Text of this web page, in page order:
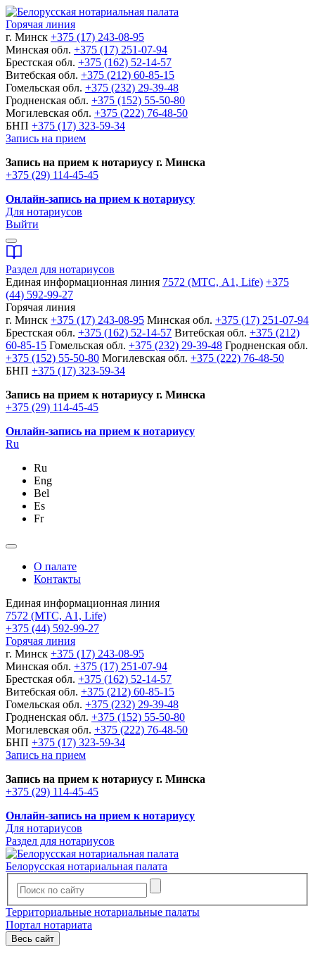
Горячая линия
г. Минск +375 (17) 243-08-95
Минская обл. +375 (17) 251-07-94
Брестская обл. +375 (162) 52-14-57
Витебская обл. +375 (212) 60-85-15
Гомельская обл. +375 (232) 29-39-48
Гродненская обл. +375 (152) 55-50-80
Могилевская обл. +375 (222) 76-48-50
БНП +375 (17) 323-59-34
Запись на прием
Запись на прием к нотариусу г. Минска
+375 (29) 114-45-45
Онлайн-запись на прием к нотариусу
Для нотариусов
Выйти
Раздел для нотариусов
Единая информационная линия 7572 (МТС, A1, Life) +375
(44) 592-99-27
Горячая линия
г. Минск +375 (17) 243-08-95 Минская обл. +375 (17) 251-07-94
Брестская обл. +375 (162) 52-14-57 Витебская обл. +375 (212)
60-85-15 Гомельская обл. +375 (232) 29-39-48 Гродненская обл.
+375 (152) 55-50-80 Могилевская обл. +375 (222) 76-48-50
БНП +375 (17) 323-59-34
Запись на прием к нотариусу г. Минска
+375 (29) 114-45-45
Онлайн-запись на прием к нотариусу
Ru
Ru
Eng
Bel
Es
Fr
О палате
Контакты
Единая информационная линия
7572 (МТС, A1, Life)
+375 (44) 592-99-27
Горячая линия
г. Минск +375 (17) 243-08-95
Минская обл. +375 (17) 251-07-94
Брестская обл. +375 (162) 52-14-57
Витебская обл. +375 (212) 60-85-15
Гомельская обл. +375 (232) 29-39-48
Гродненская обл. +375 (152) 55-50-80
Могилевская обл. +375 (222) 76-48-50
БНП +375 (17) 323-59-34
Запись на прием
Запись на прием к нотариусу г. Минска
+375 (29) 114-45-45
Онлайн-запись на прием к нотариусу
Для нотариусов
Раздел для нотариусов
Белорусская нотариальная палата
Территориальные нотариальные палаты
Портал нотариата
Весь сайт